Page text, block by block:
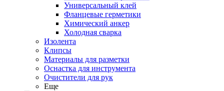
Универсальный клей
Фланцевые герметики
Химический анкер
Холодная сварка
Изолента
Клипсы
Материалы для разметки
Оснастка для инструмента
Очистители для рук
Еще